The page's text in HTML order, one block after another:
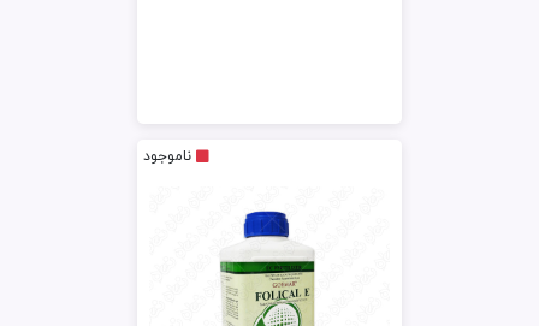
ناموجود